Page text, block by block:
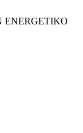
ENERGETIKO